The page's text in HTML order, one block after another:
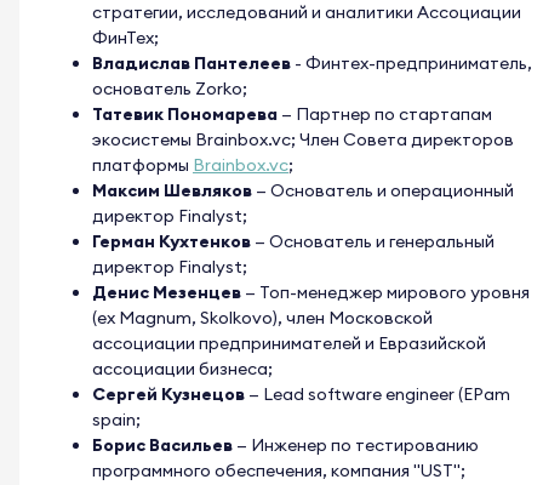
стратегии, исследований и аналитики Ассоциации
ФинТех;
Владислав Пантелеев - Финтех-предприниматель,
основатель Zorko;
Татевик Пономарева — Партнер по стартапам
экосистемы Brainbox.vc; Член Совета директоров
платформы Brainbox.vc;
Максим Шевляков — Основатель и операционный
директор Finalyst;
Герман Кухтенков — Основатель и генеральный
директор Finalyst;
Денис Мезенцев — Топ-менеджер мирового уровня
(ex Magnum, Skolkovo), член Московской
ассоциации предпринимателей и Евразийской
ассоциации бизнеса;
Сергей Кузнецов — Lead software engineer (EPam
spain;
Борис Васильев — Инженер по тестированию
программного обеспечения, компания "UST";